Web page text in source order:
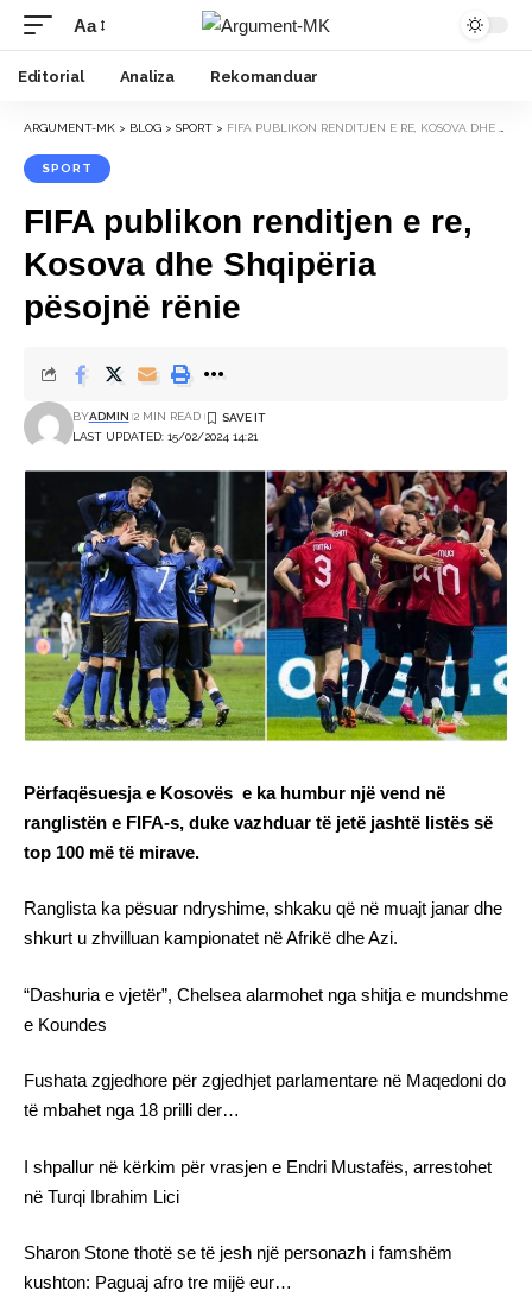
Font
Resizer
Aa
Editorial Analiza Rekomanduar
ARGUMENT-MK > BLOG > SPORT > FIFA PUBLIKON RENDITJEN E RE, KOSOVA DHE SHQIPËRIA PËSOJNË RËNIE
SPORT
FIFA publikon renditjen e re,
Kosova dhe Shqipëria
pësojnë rënie
LAST UPDATED: 15/02/2024 14:21
BYADMIN 2 MIN READ
Përfaqësuesja e Kosovës e ka humbur një vend në
ranglistën e FIFA-s, duke vazhduar të jetë jashtë listës së
top 100 më të mirave.
Ranglista ka pësuar ndryshime, shkaku që në muajt janar dhe
shkurt u zhvilluan kampionatet në Afrikë dhe Azi.
“Dashuria e vjetër”, Chelsea alarmohet nga shitja e mundshme
e Koundes
Fushata zgjedhore për zgjedhjet parlamentare në Maqedoni do
të mbahet nga 18 prilli der…
I shpallur në kërkim për vrasjen e Endri Mustafës, arrestohet
në Turqi Ibrahim Lici
Sharon Stone thotë se të jesh një personazh i famshëm
kushton: Paguaj afro tre mijë eur…